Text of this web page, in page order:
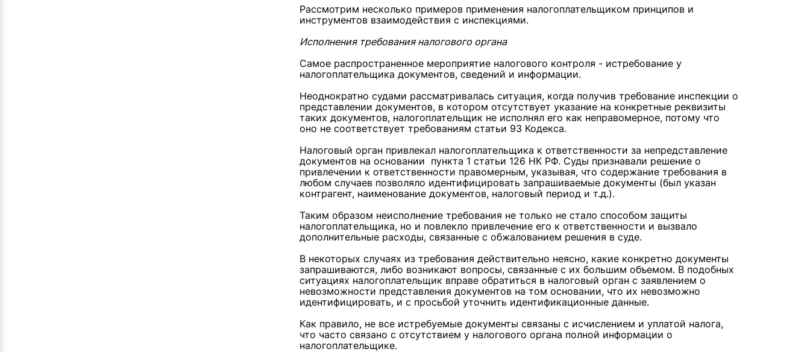
Рассмотрим несколько примеров применения налогоплательщиком принципов и
инструментов взаимодействия с инспекциями.
Исполнения требования налогового органа
Самое распространенное мероприятие налогового контроля - истребование у
налогоплательщика документов, сведений и информации.
Неоднократно судами рассматривалась ситуация, когда получив требование инспекции о
представлении документов, в котором отсутствует указание на конкретные реквизиты
таких документов, налогоплательщик не исполнял его как неправомерное, потому что
оно не соответствует требованиям статьи 93 Кодекса.
Налоговый орган привлекал налогоплательщика к ответственности за непредставление
документов на основании пункта 1 статьи 126 НК РФ. Суды признавали решение о
привлечении к ответственности правомерным, указывая, что содержание требования в
любом случаев позволяло идентифицировать запрашиваемые документы (был указан
контрагент, наименование документов, налоговый период и т.д.).
Таким образом неисполнение требования не только не стало способом защиты
налогоплательщика, но и повлекло привлечение его к ответственности и вызвало
дополнительные расходы, связанные с обжалованием решения в суде.
В некоторых случаях из требования действительно неясно, какие конкретно документы
запрашиваются, либо возникают вопросы, связанные с их большим объемом. В подобных
ситуациях налогоплательщик вправе обратиться в налоговый орган с заявлением о
невозможности представления документов на том основании, что их невозможно
идентифицировать, и с просьбой уточнить идентификационные данные.
Как правило, не все истребуемые документы связаны с исчислением и уплатой налога,
что часто связано с отсутствием у налогового органа полной информации о
налогоплательщике.